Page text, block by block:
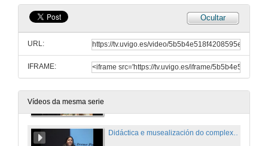
Ocultar
URL:
IFRAME:
Vídeos da mesma serie
Cando o museo constrúe o presente
26 de set. de 2014
Divulgando no horizonte 3.0: A experiencia EYEDIG
Didáctica e musealización do complexo rupestre "La mosquita"